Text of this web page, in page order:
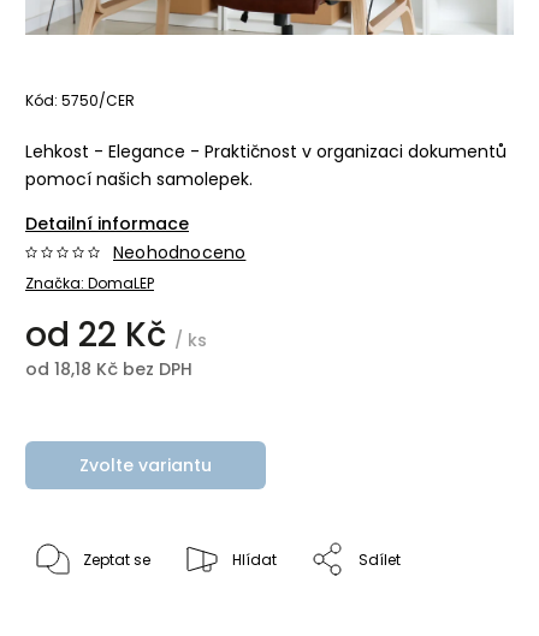
Kód: 5750/CER
Lehkost - Elegance - Praktičnost v organizaci dokumentů
pomocí našich samolepek.
Detailní informace
Značka: DomaLEP
Neohodnoceno
od 22 Kč / ks
od 18,18 Kč bez DPH
Zvolte variantu
Zeptat se Hlídat Sdílet